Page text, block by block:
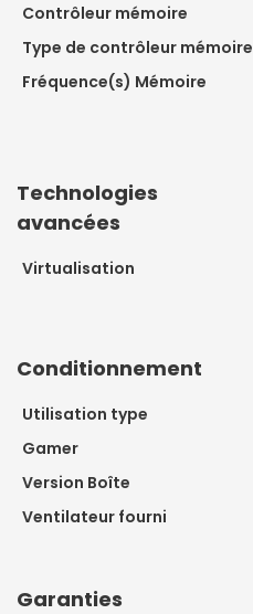
Contrôleur mémoire
Type de contrôleur mémoire
Fréquence(s) Mémoire
Technologies
avancées
Virtualisation
Conditionnement
Utilisation type
Gamer
Version Boîte
Ventilateur fourni
Garanties